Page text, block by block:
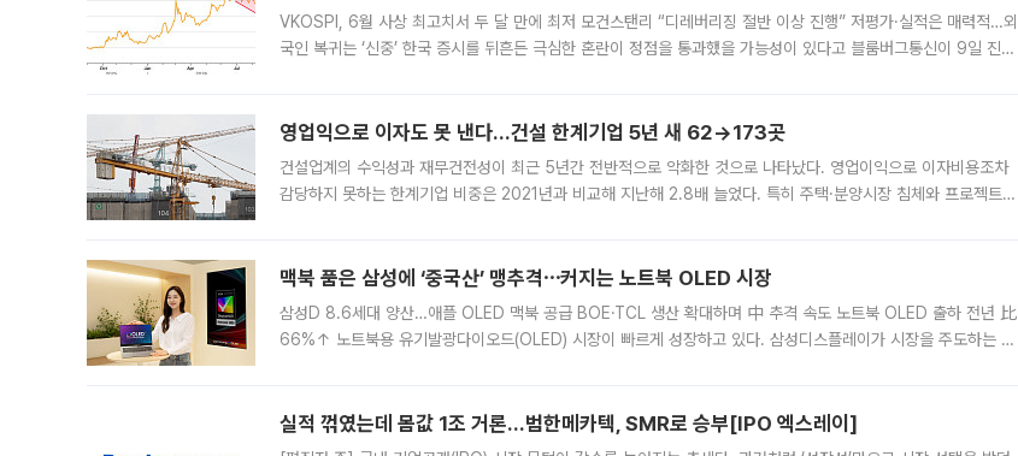
VKOSPI, 6월 사상 최고치서 두 달 만에 최저 모건스탠리 “디레버리징 절반 이상 진행” 저평가·실적은 매력적…외
국인 복귀는 ‘신중’ 한국 증시를 뒤흔든 극심한 혼란이 정점을 통과했을 가능성이 있다고 블룸버그통신이 9일 진단
영업익으로 이자도 못 낸다…건설 한계기업 5년 새 62→173곳
건설업계의 수익성과 재무건전성이 최근 5년간 전반적으로 악화한 것으로 나타났다. 영업이익으로 이자비용조차
감당하지 못하는 한계기업 비중은 2021년과 비교해 지난해 2.8배 늘었다. 특히 주택·분양시장 침체와 프로젝트파
맥북 품은 삼성에 ‘중국산’ 맹추격⋯커지는 노트북 OLED 시장
삼성D 8.6세대 양산…애플 OLED 맥북 공급 BOE·TCL 생산 확대하며 中 추격 속도 노트북 OLED 출하 전년 比
66%↑ 노트북용 유기발광다이오드(OLED) 시장이 빠르게 성장하고 있다. 삼성디스플레이가 시장을 주도하는 가
실적 꺾였는데 몸값 1조 거론…범한메카텍, SMR로 승부[IPO 엑스레이]